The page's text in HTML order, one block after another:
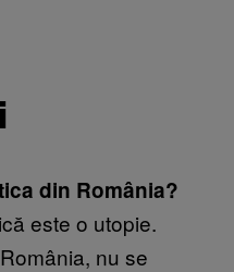
din România?
este o utopie.
nu se